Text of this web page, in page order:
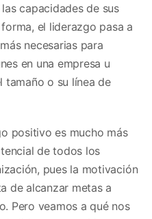
capacidades de sus
el liderazgo pasa a
necesarias para
en una empresa u
tamaño o su línea de
positivo es mucho más
de todos los
pues la motivación
de alcanzar metas a
Pero veamos a qué nos